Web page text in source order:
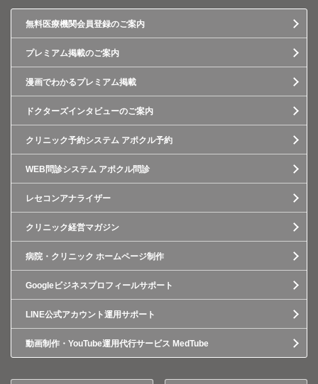
無料医療機関会員登録のご案内
プレミアム掲載のご案内
漫画でわかるプレミアム掲載
ドクターズインタビューのご案内
クリニック予約システム アポクル予約
WEB問診システム アポクル問診
レセコンアナライザー
クリニック経営マガジン
病院・クリニック ホームページ制作
Googleビジネスプロフィールサポート
LINE公式アカウント運用サポート
動画制作・YouTube運用代行サービス MedTube